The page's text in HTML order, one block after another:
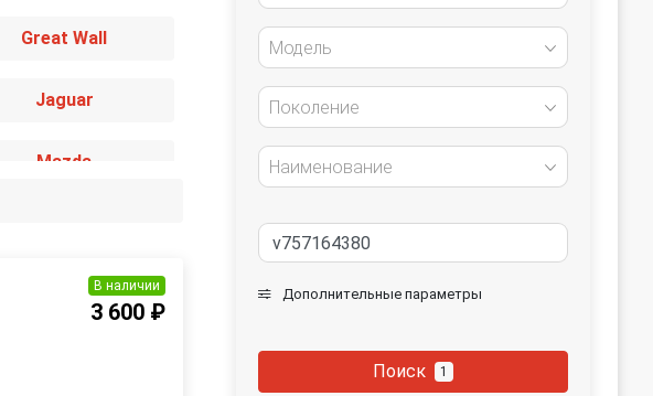
Great Wall
Jaguar
Mazda
RenaultВ наличии
3 600 ₽
Модель
Поколение
Наименование
Дополнительные параметры
Поиск 1